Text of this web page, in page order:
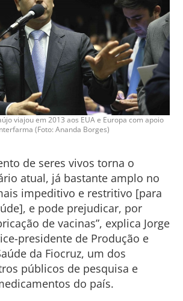
viajou em 2013 aos EUA e Europa com apoio
(Foto: Ananda Borges)
de seres vivos torna o
atual, já bastante amplo no
impeditivo e restritivo [para
e pode prejudicar, por
de vacinas”, explica Jorge
presidente de Produção e
da Fiocruz, um dos
públicos de pesquisa e
do país.